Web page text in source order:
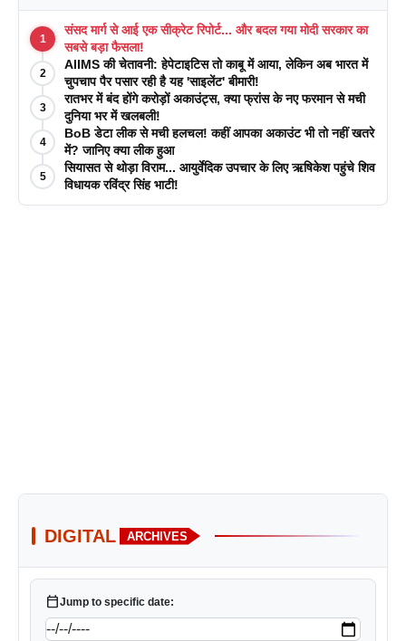
1
संसद मार्ग से आई एक सीक्रेट रिपोर्ट... और बदल गया मोदी सरकार का
सबसे बड़ा फैसला!
2
AIIMS की चेतावनी: हेपेटाइटिस तो काबू में आया, लेकिन अब भारत में
चुपचाप पैर पसार रही है यह 'साइलेंट' बीमारी!
3
रातभर में बंद होंगे करोड़ों अकाउंट्स, क्या फ्रांस के नए फरमान से मची
दुनिया भर में खलबली!
4
BoB डेटा लीक से मची हलचल! कहीं आपका अकाउंट भी तो नहीं खतरे
में? जानिए क्या लीक हुआ
5
सियासत से थोड़ा विराम... आयुर्वेदिक उपचार के लिए ऋषिकेश पहुंचे शिव
विधायक रविंद्र सिंह भाटी!
DIGITAL ARCHIVES
calendar_todayJump to specific date: